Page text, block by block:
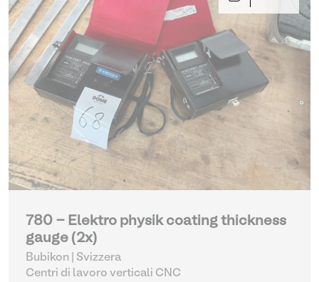
780 - Elektro physik coating thickness
gauge (2x)
Bubikon | Svizzera
Centri di lavoro verticali CNC